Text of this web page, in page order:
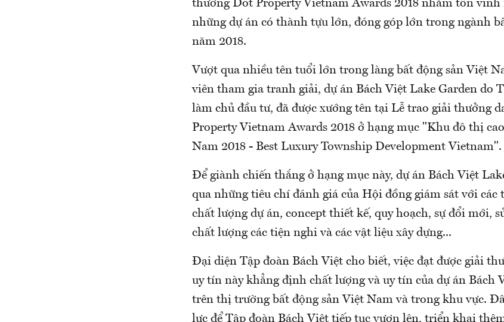
thưởng Dot Property Vietnam Awards 2018 nhằm tôn vinh
những dự án có thành tựu lớn, đóng góp lớn trong ngành
năm 2018.
Vượt qua nhiều tên tuổi lớn trong làng bất động sản Việt
viên tham gia tranh giải, dự án Bách Việt Lake Garden do
làm chủ đầu tư, đã được xướng tên tại Lễ trao giải thưởng
Property Vietnam Awards 2018 ở hạng mục "Khu đô thị
Nam 2018 - Best Luxury Township Development Vietnam".
Để giành chiến thắng ở hạng mục này, dự án Bách Việt
qua những tiêu chí đánh giá của Hội đồng giám sát với các
chất lượng dự án, concept thiết kế, quy hoạch, sự đổi mới,
chất lượng các tiện nghi và các vật liệu xây dựng...
Đại diện Tập đoàn Bách Việt cho biết, việc đạt được giải
uy tín này khẳng định chất lượng và uy tín của dự án Bách
trên thị trường bất động sản Việt Nam và trong khu vực.
lực để Tập đoàn Bách Việt tiếp tục vươn lên, triển khai